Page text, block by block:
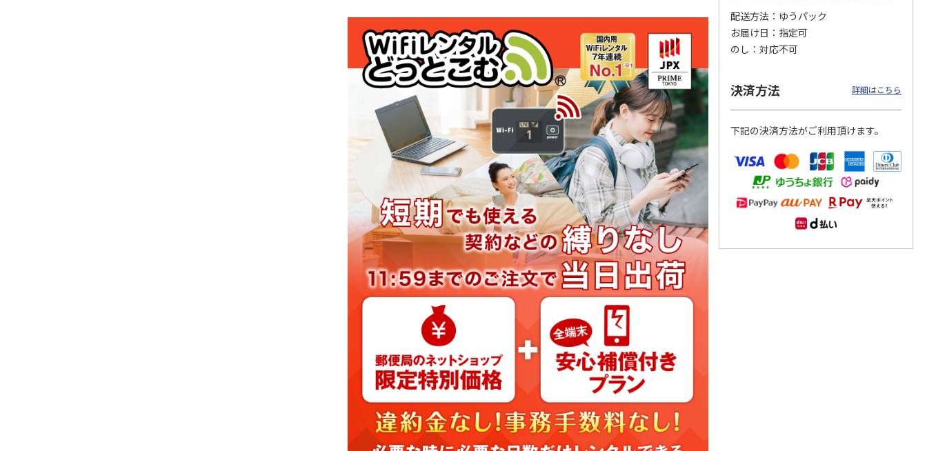
配送方法
ゆうパック
お届け日
指定可
のし
対応不可
決済方法 詳細はこちら
下記の決済方法がご利用頂けます。